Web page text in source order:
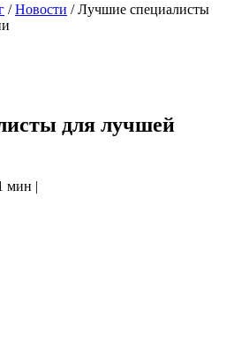
/Новости /Лучшие специалисты
для лучшей
мин |